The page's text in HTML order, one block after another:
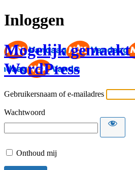
Inloggen
Mogelijk gemaakt
WordPress
Gebruikersnaam of e-mailadres
Wachtwoord
Onthoud mij